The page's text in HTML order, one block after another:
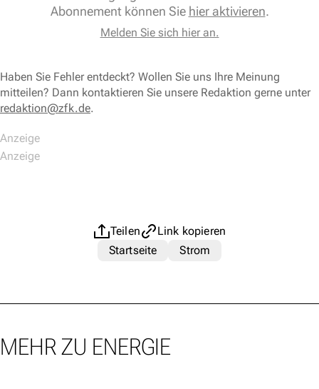
Abonnement können Sie hier aktivieren.
Melden Sie sich hier an.
Haben Sie Fehler entdeckt? Wollen Sie uns Ihre Meinung
mitteilen? Dann kontaktieren Sie unsere Redaktion gerne unter
redaktion@zfk.de.
Teilen
Link kopieren
Startseite
Strom
MEHR ZU ENERGIE